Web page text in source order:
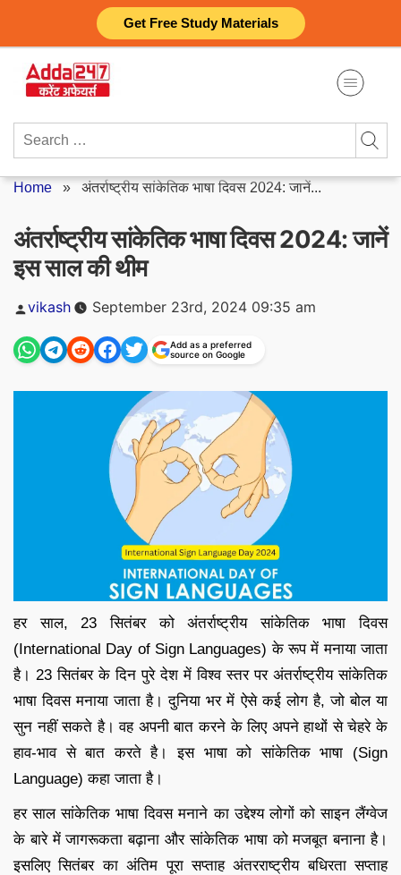
Get Free Study Materials
content
Search
Home » अंतर्राष्ट्रीय सांकेतिक भाषा दिवस 2024: जानें...
अंतर्राष्ट्रीय सांकेतिक भाषा दिवस 2024: जानें
इस साल की थीम
Posted
vikash September 23rd, 2024 09:35 am
Add as a preferred
source on Google
हर साल, 23 ​​सितंबर को अंतर्राष्ट्रीय सांकेतिक भाषा दिवस
(International Day of Sign Languages) के रूप में मनाया जाता
है। 23 सितंबर के दिन पुरे देश में विश्व स्तर पर अंतर्राष्ट्रीय सांकेतिक
भाषा दिवस मनाया जाता है। दुनिया भर में ऐसे कई लोग है, जो बोल या
सुन नहीं सकते है। वह अपनी बात करने के लिए अपने हाथों से चेहरे के
हाव-भाव से बात करते है। इस भाषा को सांकेतिक भाषा (Sign
Language) कहा जाता है।
हर साल सांकेतिक भाषा दिवस मनाने का उद्देश्य लोगों को साइन लैंग्वेज
के बारे में जागरूकता बढ़ाना और सांकेतिक भाषा को मजबूत बनाना है।
इसलिए सितंबर का अंतिम पूरा सप्ताह अंतरराष्ट्रीय बधिरता सप्ताह